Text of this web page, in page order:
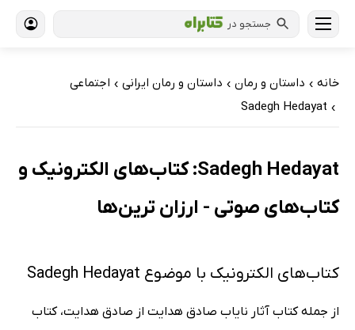
جستجو در
خانه › داستان و رمان › داستان و رمان ایرانی › اجتماعی
›
Sadegh Hedayat
Sadegh Hedayat: کتاب‌های الکترونیک و
کتاب‌های صوتی - ارزان ترین‌ها
کتاب‌های الکترونیک با موضوع Sadegh Hedayat
از جمله کتاب آثار نایاب صادق هدایت از صادق هدایت، کتاب